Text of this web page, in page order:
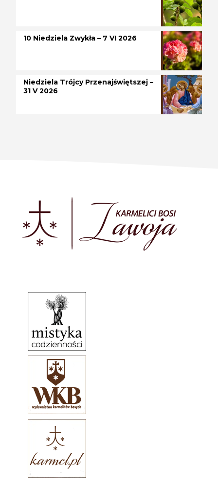
10 Niedziela Zwykła – 7 VI 2026
Niedziela Trójcy Przenajświętszej –
31 V 2026